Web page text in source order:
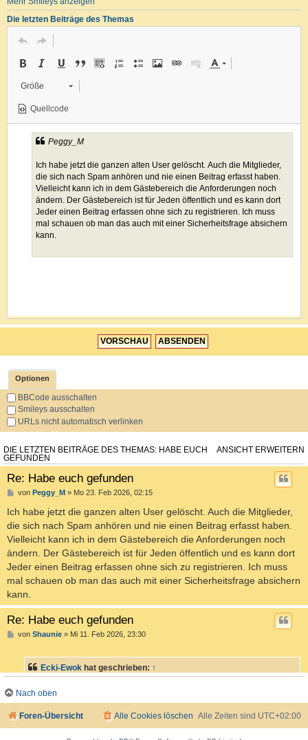
Die letzten Beiträge des Themas
Größe
Quellcode
Optionen
BBCode ausschalten
Smileys ausschalten
URLs nicht automatisch verlinken
ANSICHT ERWEITERN
DIE LETZTEN BEITRÄGE DES THEMAS: HABE EUCH
GEFUNDEN
Re: Habe euch gefunden
von Peggy_M» Mo 23. Feb 2026, 02:15
Ich habe jetzt die ganzen alten User gelöscht. Auch die Mitglieder,
die sich nach Spam anhören und nie einen Beitrag erfasst haben.
Vielleicht kann ich in dem Gästebereich die Anforderungen noch
ändern. Der Gästebereich ist für Jeden öffentlich und es kann dort
Jeder einen Beitrag erfassen ohne sich zu registrieren. Ich muss
mal schauen ob man das auch mit einer Sicherheitsfrage absichern
kann.
Re: Habe euch gefunden
von Shaunie» Mi 11. Feb 2026, 23:30
Ecki-Ewok hat geschrieben: ↑
Nach oben
Foren-Übersicht Alle Zeiten sind UTC+02:00
Alle Cookies löschen